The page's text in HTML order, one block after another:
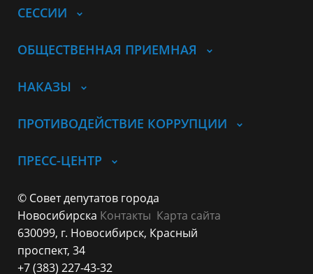
СЕССИИ
ОБЩЕСТВЕННАЯ ПРИЕМНАЯ
НАКАЗЫ
ПРОТИВОДЕЙСТВИЕ КОРРУПЦИИ
ПРЕСС-ЦЕНТР
© Совет депутатов города
Новосибирска Контакты Карта сайта
630099, г. Новосибирск, Красный
проспект, 34
+7 (383) 227-43-32